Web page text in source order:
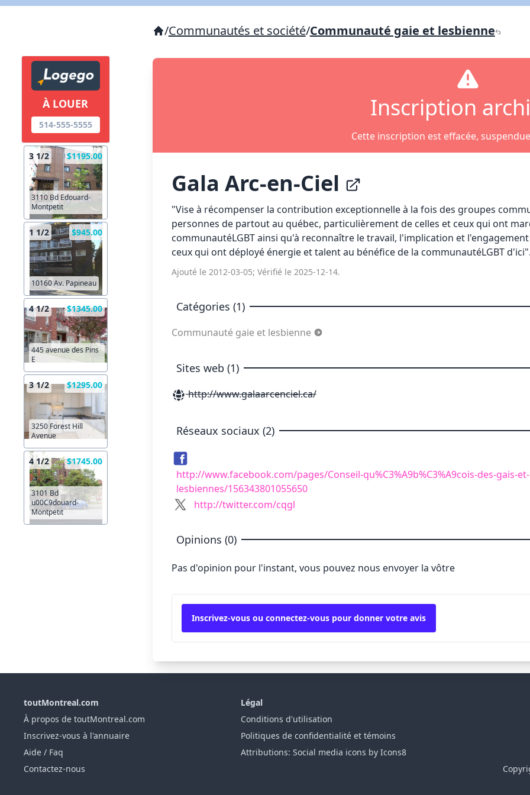
À LOUER
514-555-5555
3 1/2 $1195.00
3110 Bd Edouard-
Montpetit
1 1/2 $945.00
10160 Av. Papineau
4 1/2 $1345.00
445 avenue des Pins
E
3 1/2 $1295.00
3250 Forest Hill
Avenue
4 1/2 $1745.00
3101 Bd
u00C9douard-
Montpetit
/Communautés et société/Communauté gaie et lesbienne
Inscription
Cette inscription est effacée,
Gala Arc-en-Ciel
"Vise à récompenser la contribution exceptionnelle à la fois des groupes
personnes de partout au québec, particulièrement de celles et ceux qui ont
communautéLGBT ainsi qu'à reconnaître le travail, l'implication et
ceux qui ont déployé énergie et talent au bénéfice de la communautéLGBT d'ici".
Ajouté le 2012-03-05; Vérifié le 2025-12-14.
Catégories (1)
Communauté gaie et lesbienne
Sites web (1)
http://www.galaarcenciel.ca/
Réseaux sociaux (2)
http://www.facebook.com/pages/Conseil-qu%C3%A9b%C3%A9cois-des-gais-et-
lesbiennes/156343801055650
http://twitter.com/cqgl
Opinions (0)
Pas d'opinion pour l'instant, vous pouvez nous envoyer la vôtre
Inscrivez-vous ou connectez-vous pour donner votre avis
toutMontreal.com
À propos de toutMontreal.com
Inscrivez-vous à l'annuaire
Aide / Faq
Contactez-nous
Légal
Conditions d'utilisation
Politiques de confidentialité et témoins
Attributions: Social media icons by Icons8
X Fermer Envoyez